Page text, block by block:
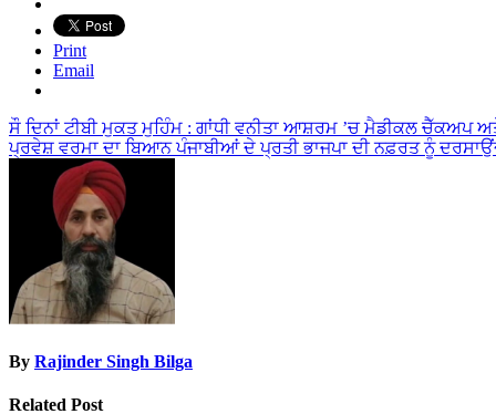
Print
Email
Post
navigation
ਸੌ ਦਿਨਾਂ ਟੀਬੀ ਮੁਕਤ ਮੁਹਿੰਮ : ਗਾਂਧੀ ਵਨੀਤਾ ਆਸ਼ਰਮ ’ਚ ਮੈਡੀਕਲ ਚੈੱਕਅਪ
ਪ੍ਰਵੇਸ਼ ਵਰਮਾ ਦਾ ਬਿਆਨ ਪੰਜਾਬੀਆਂ ਦੇ ਪ੍ਰਤੀ ਭਾਜਪਾ ਦੀ ਨਫ਼ਰਤ ਨੂੰ
By Rajinder Singh Bilga
Related Post